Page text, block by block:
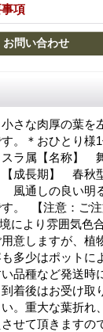
項
さな肉厚の葉を
。＊おひとり
ラ属【名称】
成長期】 春秋
通しの良い明る
。 【注意：ご
により雰囲気色
意しますが、植
多少はポットに
品種など発送時
着後はお受け取
。重大な葉折れ
せて頂きますの